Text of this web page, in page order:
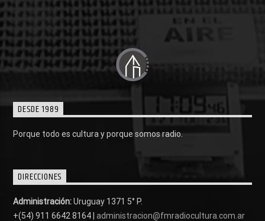
DESDE 1989
Porque todo es cultura y porque somos radio.
DIRECCIONES
Administración:Uruguay 1371 5° P.
+(54) 911 6642 8164 | administracion@fmradiocultura.com.ar